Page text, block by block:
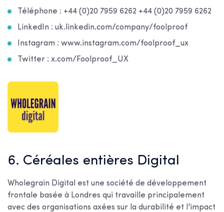
Téléphone : +44 (0)20 7959 6262 +44 (0)20 7959 6262
LinkedIn : uk.linkedin.com/company/foolproof
Instagram : www.instagram.com/foolproof_ux
Twitter : x.com/Foolproof_UX
6. Céréales entières Digital
Wholegrain Digital est une société de développement
frontale basée à Londres qui travaille principalement
avec des organisations axées sur la durabilité et l'impact